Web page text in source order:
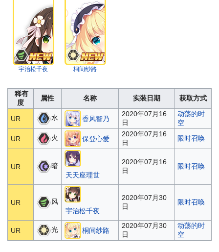
宇治松千夜 桐间纱路
稀有
度
属性 名称 实装日期 获取方式
UR 水 香风智乃
2020年07月16
日
动荡的时
空
UR 火 保登心爱
2020年07月16
日
限时召唤
UR
暗
天天座理世
2020年07月16
日
限时召唤
UR
风
宇治松千夜
2020年07月30
日
限时召唤
UR 光 桐间纱路
2020年07月30
日
动荡的时
空